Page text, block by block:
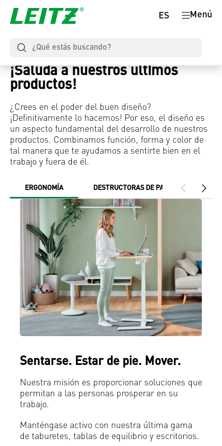
Menú
ES
¡Saluda a nuestros últimos
productos!
¿Crees en el poder del buen diseño?
¡Definitivamente lo hacemos! Por eso, el diseño es
un aspecto fundamental del desarrollo de nuestros
productos. Combinamos función, forma y color de
tal manera que te ayudamos a sentirte bien en el
trabajo y fuera de él.
ERGONOMÍA DESTRUCTORAS DE PAPEL
Sentarse. Estar de pie. Mover.
Nuestra misión es proporcionar soluciones que
permitan a las personas prosperar en su
trabajo.
Manténgase activo con nuestra última gama
de taburetes, tablas de equilibrio y escritorios.